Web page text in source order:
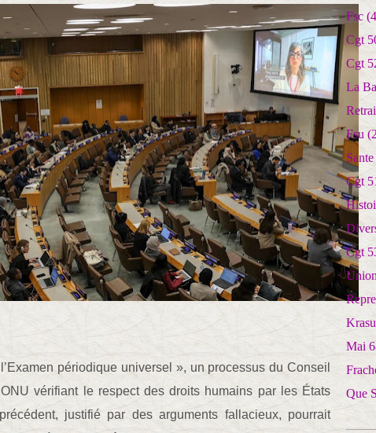
périodique universel », un processus du Conseil
vérifiant le respect des droits humains par les États
justifié par des arguments fallacieux, pourrait
Fsc
Cgt
Cgt
La
Fsu
Sante
Cgt
Cgt
Mai
Que